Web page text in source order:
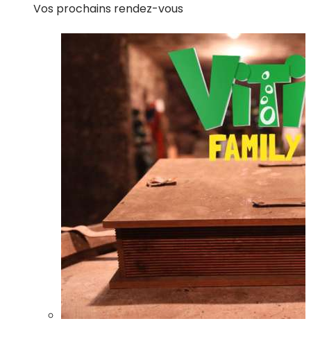
Vos prochains rendez-vous